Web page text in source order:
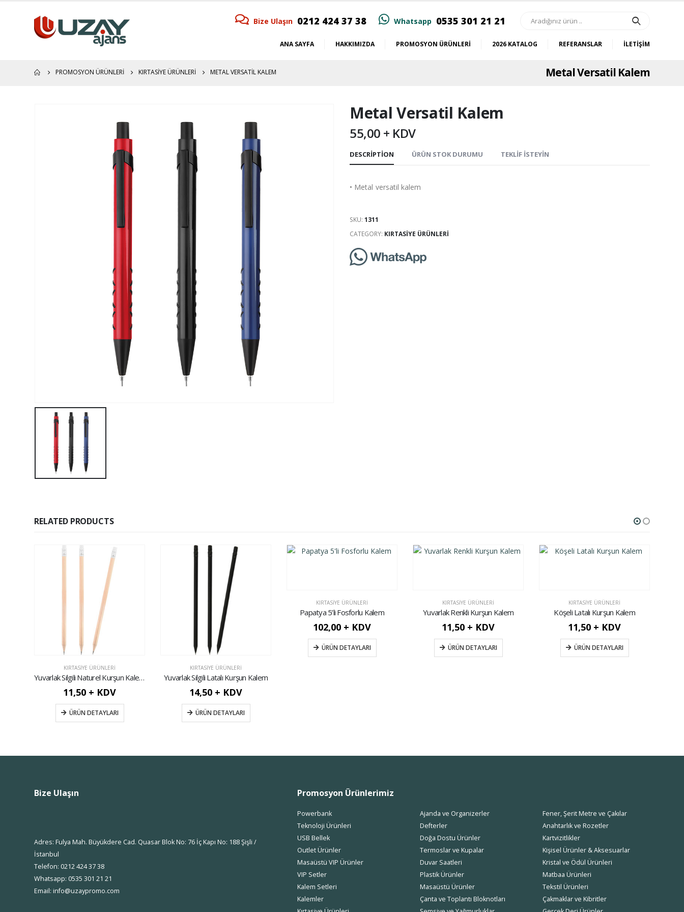
Bize Ulaşın 0212 424 37 38 Whatsapp 0535 301 21 21
ANA SAYFA HAKKIMIZDA PROMOSYON ÜRÜNLERI 2026 KATALOG REFERANSLAR İLETIŞIM
Metal Versatil Kalem
PROMOSYON ÜRÜNLERI KIRTASIYE ÜRÜNLERI METAL VERSATIL KALEM
Metal Versatil Kalem
55,00 + KDV
DESCRIPTION ÜRÜN STOK DURUMU TEKLIF İSTEYIN
• Metal versatil kalem
SKU: 1311
CATEGORY: KIRTASIYE ÜRÜNLERI
RELATED PRODUCTS
KIRTASIYE ÜRÜNLERI
Yuvarlak Silgili Naturel Kurşun Kalem
11,50 + KDV
ÜRÜN DETAYLARI
KIRTASIYE ÜRÜNLERI
Yuvarlak Silgili Latalı Kurşun Kalem
14,50 + KDV
ÜRÜN DETAYLARI
KIRTASIYE ÜRÜNLERI
Papatya 5’li Fosforlu Kalem
102,00 + KDV
ÜRÜN DETAYLARI
KIRTASIYE ÜRÜNLERI
Yuvarlak Renkli Kurşun Kalem
11,50 + KDV
ÜRÜN DETAYLARI
KIRTASIYE ÜRÜNLERI
Köşeli Latalı Kurşun Kalem
11,50 + KDV
ÜRÜN DETAYLARI
Bize Ulaşın
Adres: Fulya Mah. Büyükdere Cad. Quasar Blok No: 76 İç Kapı No: 188 Şişli /
İstanbul
Telefon: 0212 424 37 38
Whatsapp: 0535 301 21 21
Email: info@uzaypromo.com
Promosyon Ürünlerimiz
Powerbank
Teknoloji Ürünleri
USB Bellek
Outlet Ürünler
Masaüstü VIP Ürünler
VIP Setler
Kalem Setleri
Kalemler
Ajanda ve Organizerler
Defterler
Doğa Dostu Ürünler
Termoslar ve Kupalar
Duvar Saatleri
Plastik Ürünler
Masaüstü Ürünler
Çanta ve Toplantı Bloknotları
Fener, Şerit Metre ve Çakılar
Anahtarlık ve Rozetler
Kartvizitlikler
Kişisel Ürünler & Aksesuarlar
Kristal ve Ödül Ürünleri
Matbaa Ürünleri
Tekstil Ürünleri
Çakmaklar ve Kibritler